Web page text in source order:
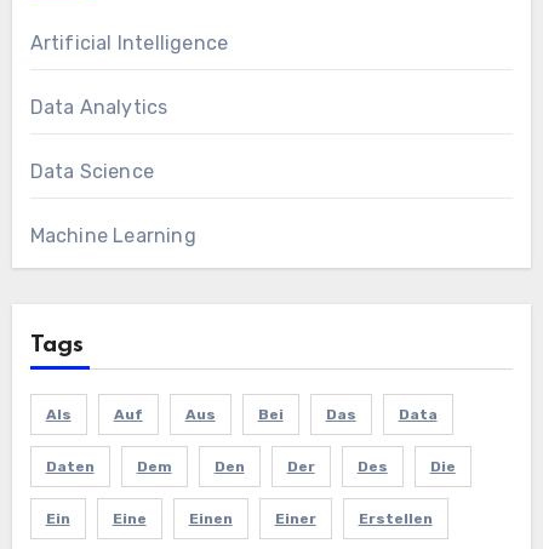
Artificial Intelligence
Data Analytics
Data Science
Machine Learning
Tags
Als Auf Aus Bei Das Data
Daten Dem Den Der Des Die
Ein Eine Einen Einer Erstellen